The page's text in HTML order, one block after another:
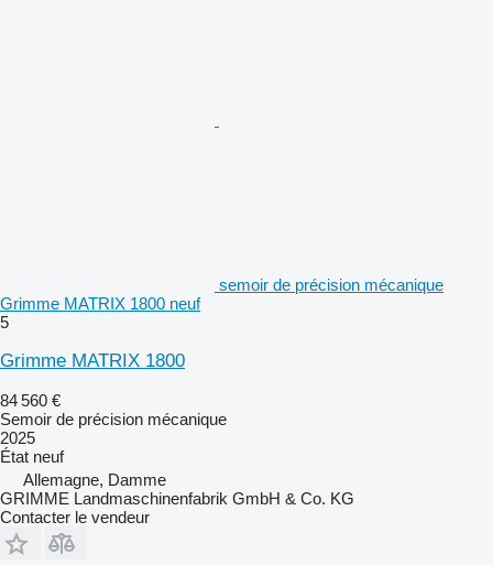
semoir de précision mécanique
Grimme MATRIX 1800 neuf
5
Grimme MATRIX 1800
84 560 €
Semoir de précision mécanique
2025
État neuf
Allemagne, Damme
GRIMME Landmaschinenfabrik GmbH & Co. KG
Contacter le vendeur